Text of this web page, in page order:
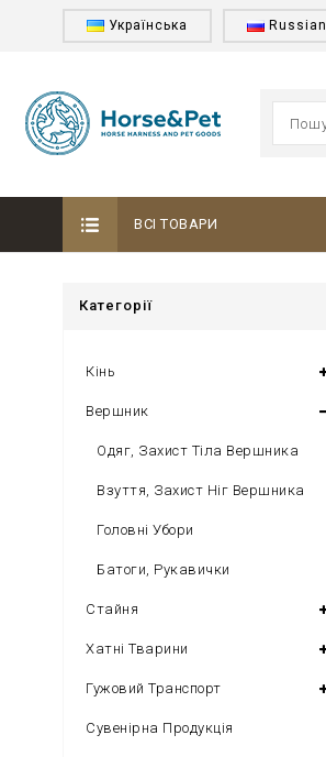
Українська Russian
ВСІ ТОВАРИ
Категорії
Кінь
Вершник
Одяг, Захист Тіла Вершника
Взуття, Захист Ніг Вершника
Головні Убори
Батоги, Рукавички
Стайня
Хатні Тварини
Гужовий Транспорт
Сувенірна Продукція